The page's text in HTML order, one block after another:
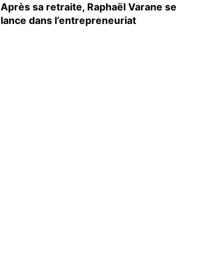
Après sa retraite, Raphaël Varane se
lance dans l’entrepreneuriat